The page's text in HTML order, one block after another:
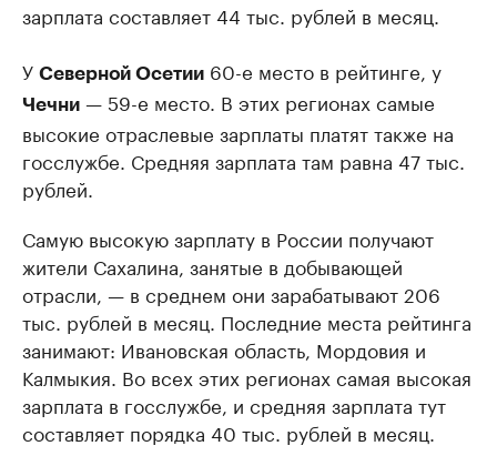
зарплата составляет 44 тыс. рублей в месяц.
У Северной Осетии 60-е место в рейтинге, у
Чечни — 59-е место. В этих регионах самые
высокие отраслевые зарплаты платят также на
госслужбе. Средняя зарплата там равна 47 тыс.
рублей.
Самую высокую зарплату в России получают
жители Сахалина, занятые в добывающей
отрасли, — в среднем они зарабатывают 206
тыс. рублей в месяц. Последние места рейтинга
занимают: Ивановская область, Мордовия и
Калмыкия. Во всех этих регионах самая высокая
зарплата в госслужбе, и средняя зарплата тут
составляет порядка 40 тыс. рублей в месяц.